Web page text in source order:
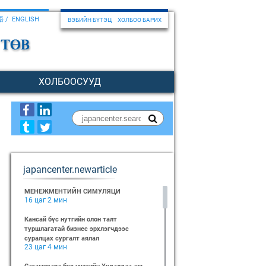
ВЭБИЙН БҮТЭЦ ХОЛБОО БАРИХ
ENGLISH
ХОЛБООСУУД
japancenter.newarticle
МЕНЕЖМЕНТИЙН СИМУЛЯЦИ
16 цаг 2 мин
Кансай бүс нутгийн олон талт
туршлагатай бизнес эрхлэгчдээс
суралцах сургалт аялал
23 цаг 4 мин